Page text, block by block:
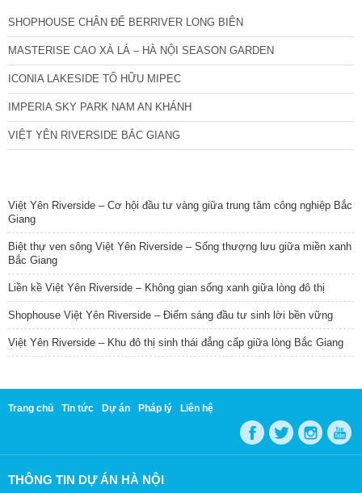
SHOPHOUSE CHÂN ĐẾ BERRIVER LONG BIÊN
MASTERISE CAO XÀ LÁ – HÀ NỘI SEASON GARDEN
ICONIA LAKESIDE TỐ HỮU MIPEC
IMPERIA SKY PARK NAM AN KHÁNH
VIỆT YÊN RIVERSIDE BẮC GIANG
Việt Yên Riverside – Cơ hội đầu tư vàng giữa trung tâm công nghiệp Bắc
Giang
Biệt thự ven sông Việt Yên Riverside – Sống thượng lưu giữa miền xanh
Bắc Giang
Liền kề Việt Yên Riverside – Không gian sống xanh giữa lòng đô thị
Shophouse Việt Yên Riverside – Điểm sáng đầu tư sinh lời bền vững
Việt Yên Riverside – Khu đô thị sinh thái đẳng cấp giữa lòng Bắc Giang
Trang chủ Tin tức Dự án Pháp lý Liên hệ
THÔNG TIN DỰ ÁN HÀ NỘI